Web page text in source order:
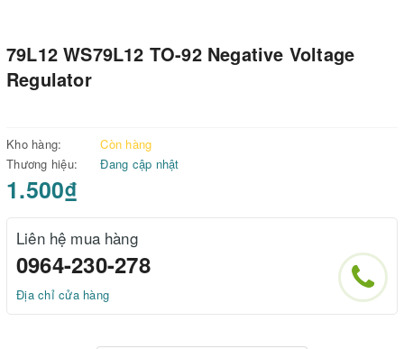
79L12 WS79L12 TO-92 Negative Voltage
Regulator
Kho hàng:
Còn hàng
Thương hiệu:
Đang cập nhật
1.500₫
Liên hệ mua hàng
0964-230-278
Địa chỉ cửa hàng